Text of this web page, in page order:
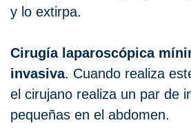
y lo extirpa.
Cirugía laparoscópica
invasiva. Cuando realiza
el cirujano realiza un par de
pequeñas en el abdomen.